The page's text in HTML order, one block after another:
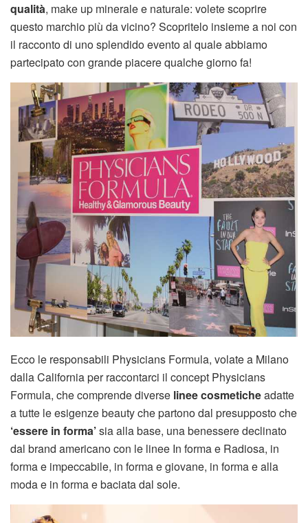
qualità, make up minerale e naturale: volete scoprire
questo marchio più da vicino? Scopritelo insieme a noi con
il racconto di uno splendido evento al quale abbiamo
partecipato con grande piacere qualche giorno fa!
Ecco le responsabili Physicians Formula, volate a Milano
dalla California per raccontarci il concept Physicians
Formula, che comprende diverse linee cosmeticheadatte
a tutte le esigenze beauty che partono dal presupposto che
‘essere in forma’sia alla base, una benessere declinato
dal brand americano con le linee In forma e Radiosa, in
forma e impeccabile, in forma e giovane, in forma e alla
moda e in forma e baciata dal sole.